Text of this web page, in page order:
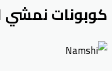
كوبونات نمشي